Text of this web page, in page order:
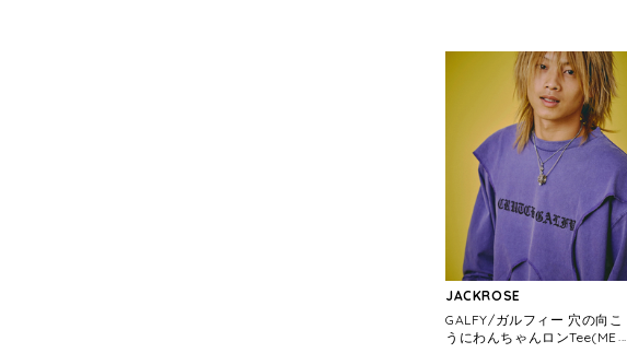
JACKROSE
GALFY/ガルフィー 穴の向こ
うにわんちゃんロンTee(MEN